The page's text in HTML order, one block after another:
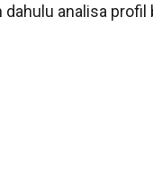
analisa profil